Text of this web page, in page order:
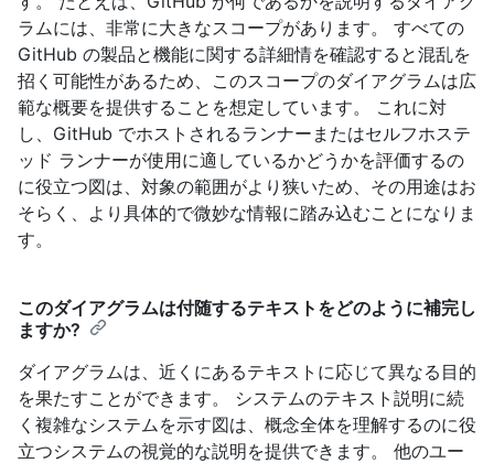
ラムには、非常に大きなスコープがあります。 すべての
GitHub の製品と機能に関する詳細情を確認すると混乱を
招く可能性があるため、このスコープのダイアグラムは広
範な概要を提供することを想定しています。 これに対
し、GitHub でホストされるランナーまたはセルフホステ
ッド ランナーが使用に適しているかどうかを評価するの
に役立つ図は、対象の範囲がより狭いため、その用途はお
そらく、より具体的で微妙な情報に踏み込むことになりま
す。
このダイアグラムは付随するテキストをどのように補完し
ますか?
ダイアグラムは、近くにあるテキストに応じて異なる目的
を果たすことができます。 システムのテキスト説明に続
く複雑なシステムを示す図は、概念全体を理解するのに役
立つシステムの視覚的な説明を提供できます。 他のユー